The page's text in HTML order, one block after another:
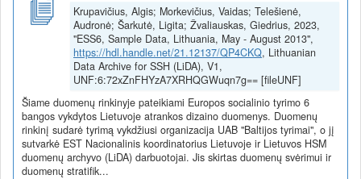
Krupavičius, Algis; Morkevičius, Vaidas; Telešienė,
Audronė; Šarkutė, Ligita; Žvaliauskas, Giedrius, 2023,
"ESS6, Sample Data, Lithuania, May - August 2013",
https://hdl.handle.net/21.12137/QP4CKQ, Lithuanian
Data Archive for SSH (LiDA), V1,
UNF:6:72xZnFHYzA7XRHQGWuqn7g== [fileUNF]
Šiame duomenų rinkinyje pateikiami Europos socialinio tyrimo 6
bangos vykdytos Lietuvoje atrankos dizaino duomenys. Duomenų
rinkinį sudarė tyrimą vykdžiusi organizacija UAB "Baltijos tyrimai", o jį
sutvarkė EST Nacionalinis koordinatorius Lietuvoje ir Lietuvos HSM
duomenų archyvo (LiDA) darbuotojai. Jis skirtas duomenų svėrimui ir
duomenų stratifik...